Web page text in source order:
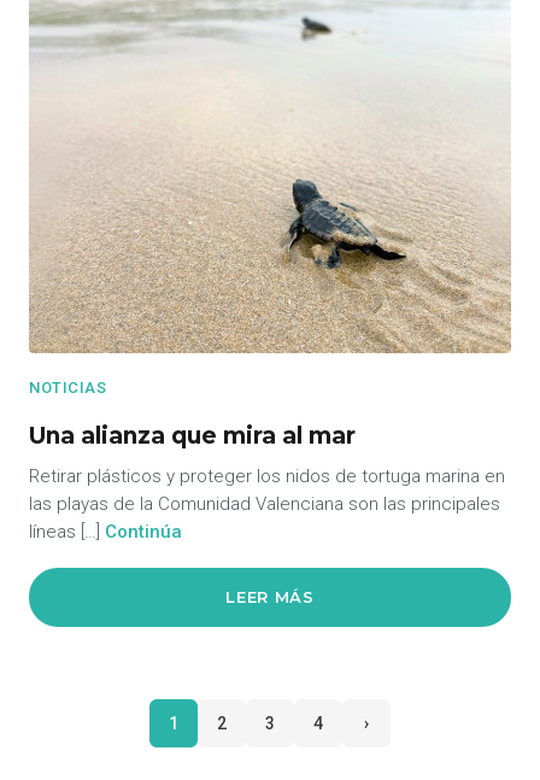
NOTICIAS
Una alianza que mira al mar
Retirar plásticos y proteger los nidos de tortuga marina en
las playas de la Comunidad Valenciana son las principales
líneas […] Continúa
LEER MÁS
1 2 3 4 ›